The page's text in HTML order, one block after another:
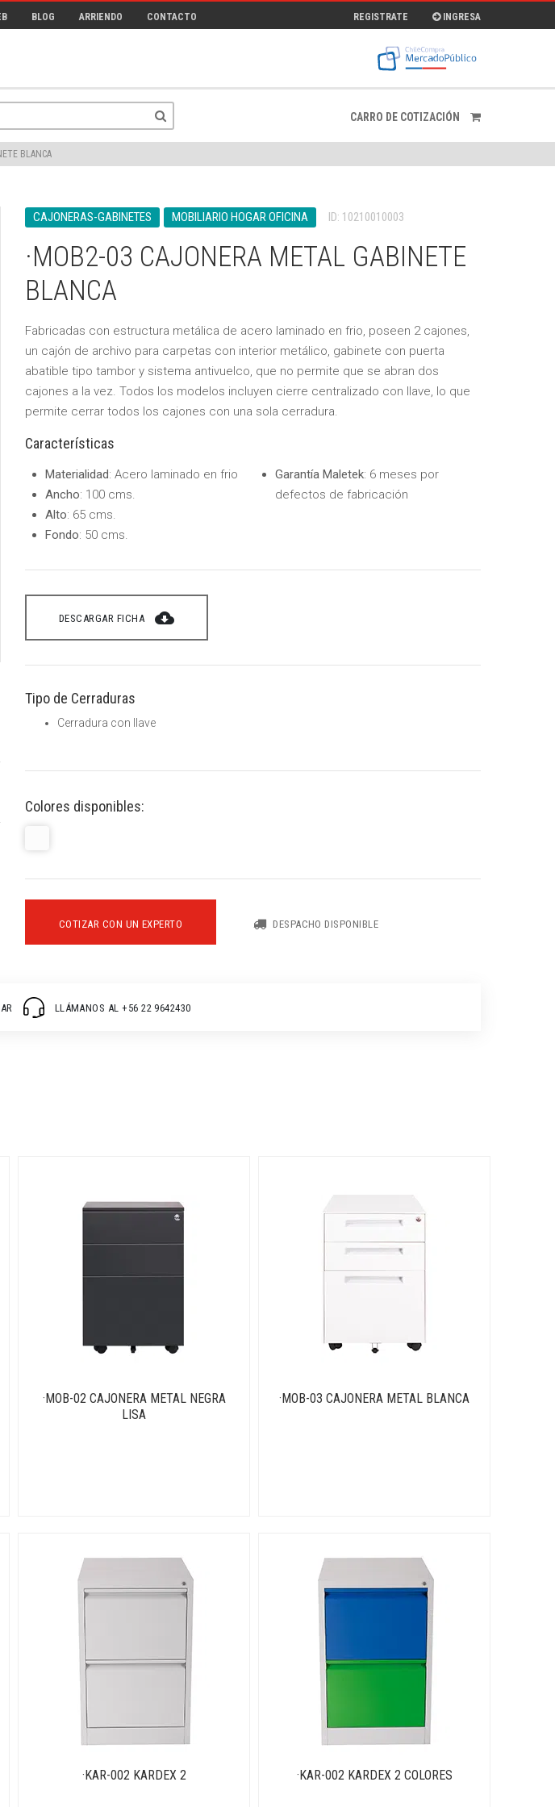
BLOG ARRIENDO CONTACTO REGISTRATE INGRESA
CARRO DE COTIZACIÓN
BLANCA
CAJONERAS-GABINETES MOBILIARIO HOGAR OFICINA ID: 10210010003
·MOB2-03 CAJONERA METAL GABINETE
BLANCA
Fabricadas con estructura metálica de acero laminado en frio, poseen 2 cajones,
un cajón de archivo para carpetas con interior metálico, gabinete con puerta
abatible tipo tambor y sistema antivuelco, que no permite que se abran dos
cajones a la vez. Todos los modelos incluyen cierre centralizado con llave, lo que
permite cerrar todos los cajones con una sola cerradura.
Características
Materialidad: Acero laminado en frio
Ancho: 100 cms.
Alto: 65 cms.
Fondo: 50 cms.
Garantía Maletek: 6 meses por
defectos de fabricación
DESCARGAR FICHA cloud_download
Tipo de Cerraduras
Cerradura con llave
Colores disponibles:
COTIZAR CON UN EXPERTO DESPACHO DISPONIBLE
LLÁMANOS AL +56 22 9642430
·MOB-02 CAJONERA METAL NEGRA
LISA
·MOB-03 CAJONERA METAL BLANCA
·KAR-002 KARDEX 2 ·KAR-002 KARDEX 2 COLORES